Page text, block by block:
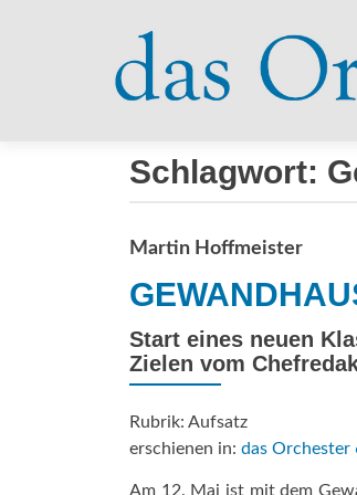
Schlagwort:
Martin Hoffmeister
Start eines neuen
Zielen vom
Rubrik: Aufsatz
erschienen in: das Orchester
Am 12. Mai ist mit dem